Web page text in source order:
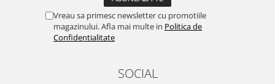
Vreau sa primesc newsletter cu promotiile
magazinului. Afla mai multe in Politica de
Confidentialitate
SOCIAL